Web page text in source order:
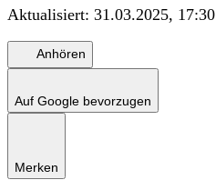
Aktualisiert: 31.03.2025, 17:30
Anhören
Auf Google bevorzugen
Merken